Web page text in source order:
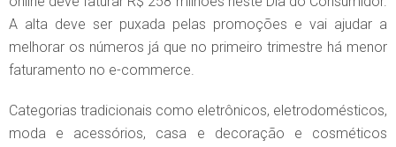
A alta deve ser puxada pelas promoções e vai ajudar a
melhorar os números já que no primeiro trimestre há menor
faturamento no e-commerce.
Categorias tradicionais como eletrônicos, eletrodomésticos,
moda e acessórios, casa e decoração e cosméticos